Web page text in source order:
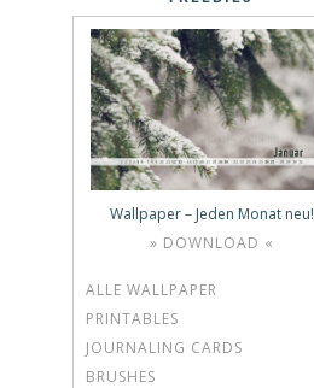
Wallpaper – Jeden Monat neu!
» DOWNLOAD «
ALLE WALLPAPER
PRINTABLES
JOURNALING CARDS
BRUSHES